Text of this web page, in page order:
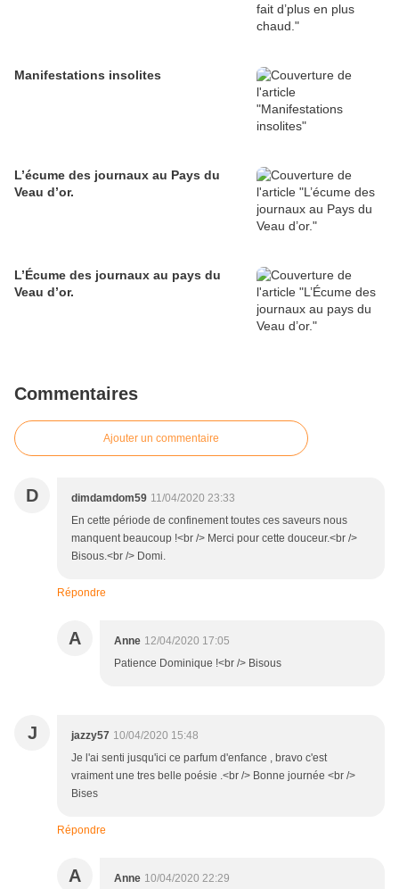
Manifestations insolites
L’écume des journaux au Pays du
Veau d’or.
L’Écume des journaux au pays du
Veau d’or.
Commentaires
Ajouter un commentaire
D dimdamdom59 11/04/2020 23:33
En cette période de confinement toutes ces saveurs nous
manquent beaucoup !<br /> Merci pour cette douceur.<br />
Bisous.<br /> Domi.
Répondre
A Anne 12/04/2020 17:05
Patience Dominique !<br /> Bisous
J jazzy57 10/04/2020 15:48
Je l'ai senti jusqu'ici ce parfum d'enfance , bravo c'est
vraiment une tres belle poésie .<br /> Bonne journée <br />
Bises
Répondre
A Anne 10/04/2020 22:29